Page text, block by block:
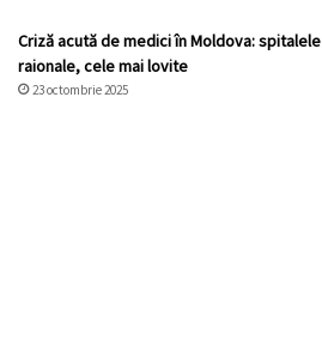
Criză acută de medici în Moldova: spitalele
raionale, cele mai lovite
23 octombrie 2025